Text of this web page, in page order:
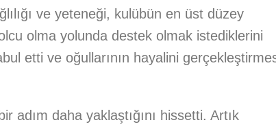
ve yeteneği, kulübün en üst düzey
olma yolunda destek olmak istediklerini
etti ve oğullarının hayalini
adım daha yaklaştığını hissetti. Artık